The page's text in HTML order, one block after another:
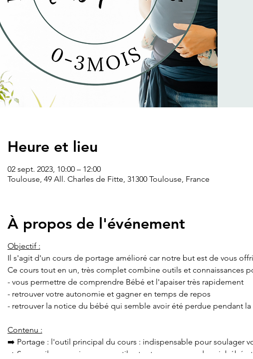
Heure et lieu
02 sept. 2023, 10:00 – 12:00
Toulouse, 49 All. Charles de Fitte, 31300 Toulouse, France
À propos de l'événement
Objectif :
Il s'agit d'un cours de portage amélioré car notre but est de vous
Ce cours tout en un, très complet combine outils et connaissances
- vous permettre de comprendre Bébé et l'apaiser très rapidement
- retrouver votre autonomie et gagner en temps de repos
- retrouver la notice du bébé qui semble avoir été perdue pendant la
Contenu :
➡️ Portage : l'outil principal du cours : indispensable pour soulager
➡️ Sommeil : connaissances, outils et astuces pour endormir bébé et